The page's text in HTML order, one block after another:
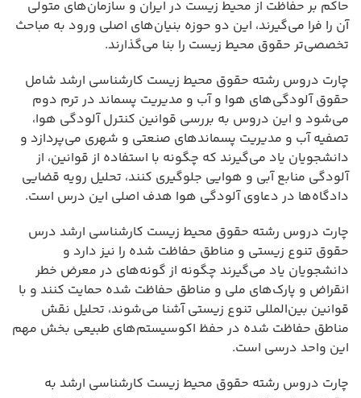
حاکم بر حفاظت از محیط زیست در ایران و سازمان‌های متولی
آن را فرا می‌گیرند، این دو حوزه بنیان‌های اصلی ورود به مباحث
تخصصی‌تر حقوق محیط زیست را بنا می‌گذارند.
چارت دروس رشته حقوق محیط زیست کارشناسی ارشد شامل
حقوق آلودگی‌های هوا و آب و مدیریت پسماند در ترم دوم
می‌شود و این دروس به بررسی قوانین کنترل آلودگی هوا،
تصفیه آب و مدیریت پسماندهای صنعتی و شهری می‌پردازد و
دانشجویان یاد می‌گیرند که چگونه با استفاده از قوانین، از
آلودگی منابع آبی و هوایی جلوگیری کنند، تحلیل رویه قضایی
دادگاه‌ها در دعاوی آلودگی هوا هدف اصلی این درس است.
چارت دروس رشته حقوق محیط زیست کارشناسی ارشد درس
حقوق تنوع زیستی و مناطق حفاظت شده را نیز دارد و
دانشجویان یاد می‌گیرند چگونه از گونه‌های در معرض خطر
انقراض و پارک‌های ملی و مناطق حفاظت شده حمایت کنند و با
قوانین بین‌المللی تنوع زیستی آشنا می‌شوند، تحلیل نقش
مناطق حفاظت شده در حفظ اکوسیستم‌های طبیعی بخش مهم
این واحد درسی است.
چارت دروس رشته حقوق محیط زیست کارشناسی ارشد به